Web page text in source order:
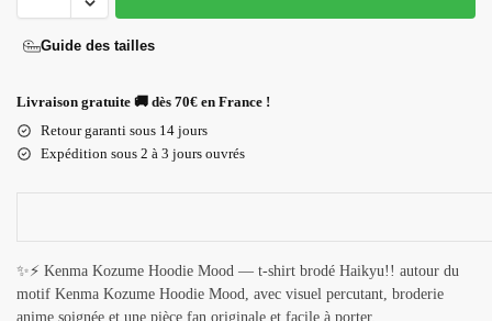
Guide des tailles
Livraison gratuite 🚚 dès 70€ en France !
Retour garanti sous 14 jours
Expédition sous 2 à 3 jours ouvrés
✨⚡ Kenma Kozume Hoodie Mood — t-shirt brodé Haikyu!! autour du
motif Kenma Kozume Hoodie Mood, avec visuel percutant, broderie
anime soignée et une pièce fan originale et facile à porter.